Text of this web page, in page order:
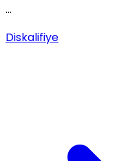
...
Diskalifiye